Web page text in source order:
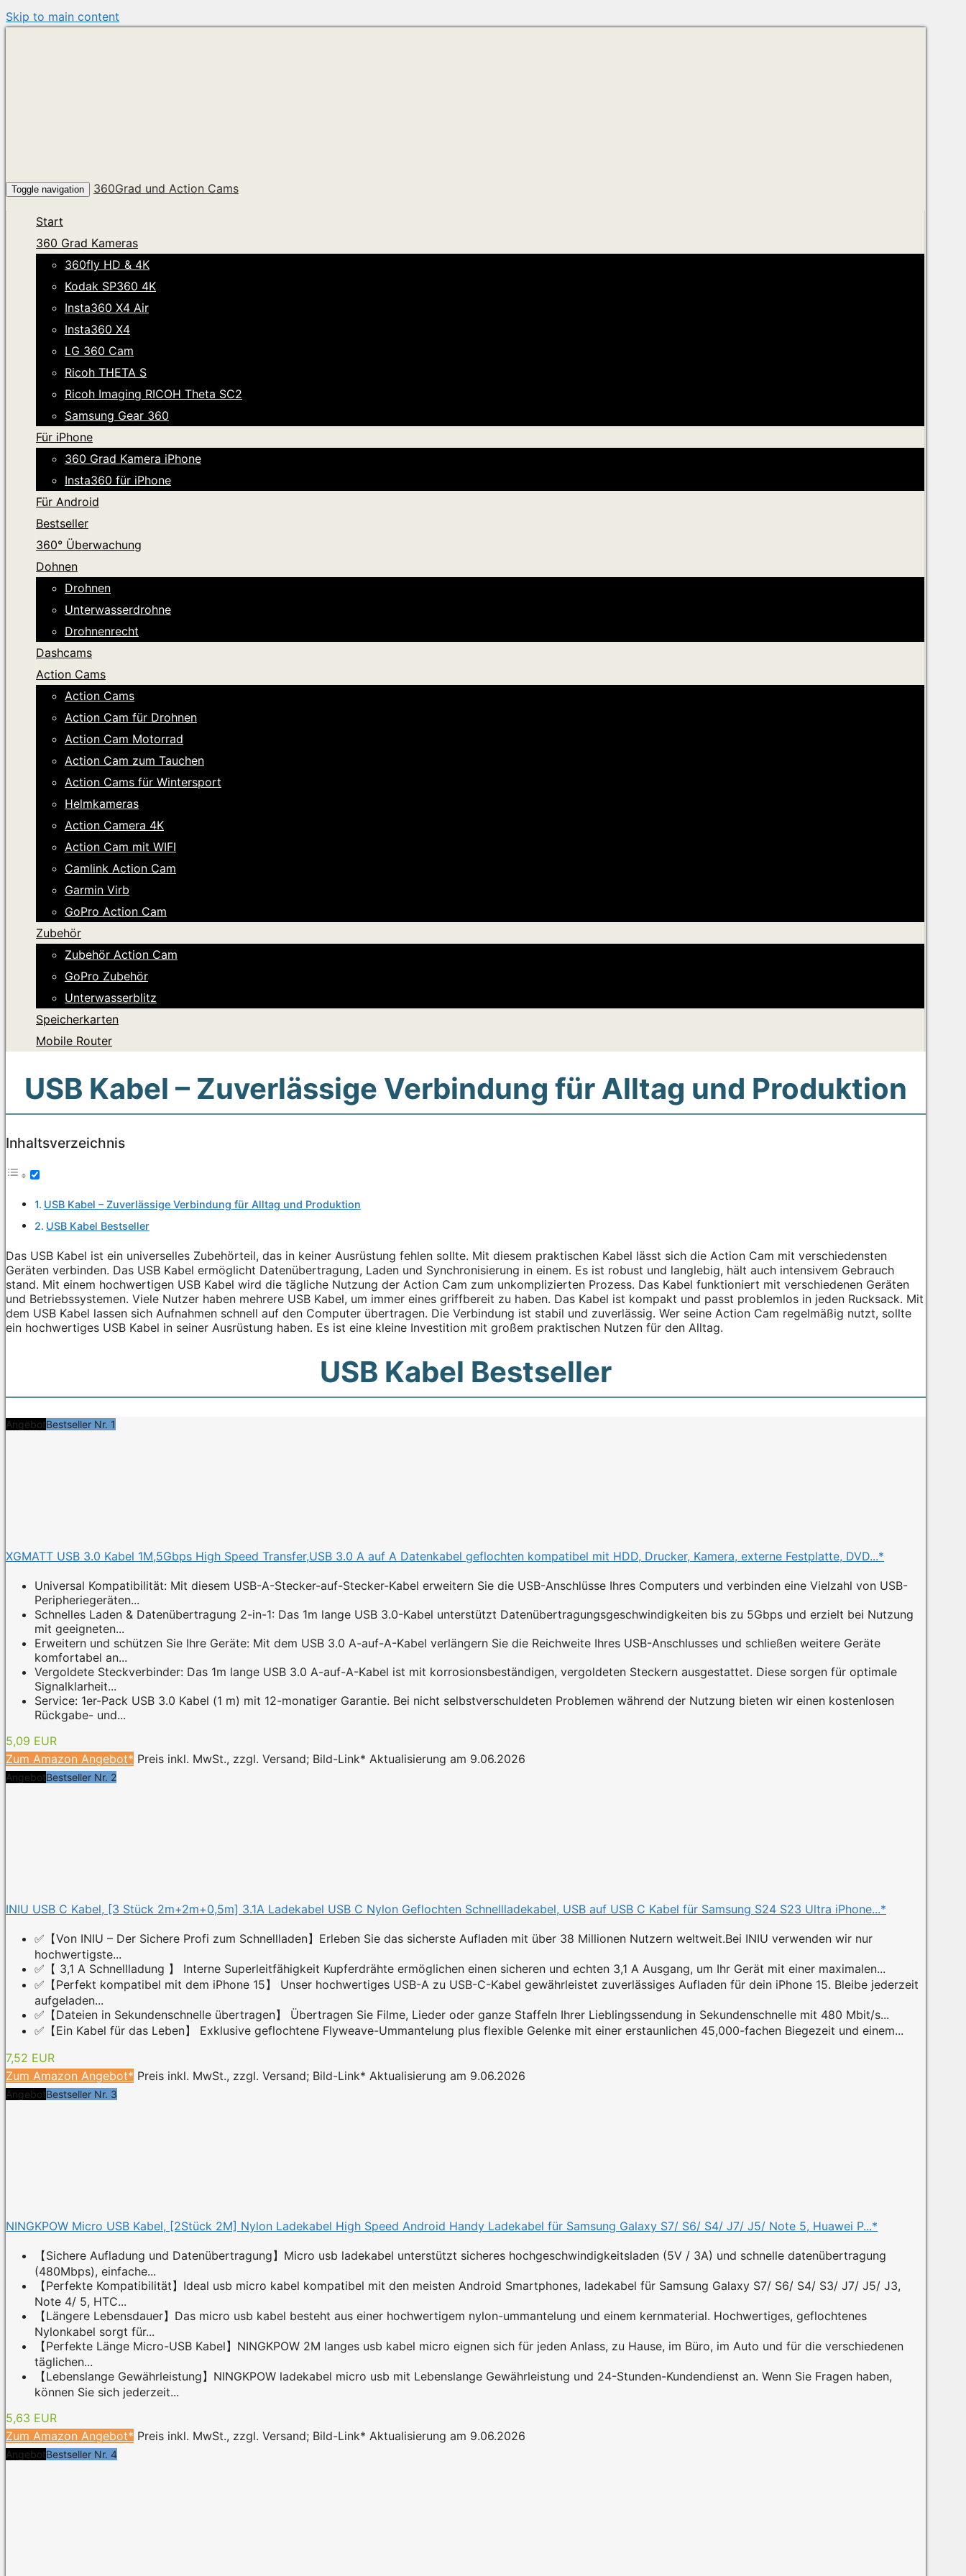
Skip to main content
Toggle navigation 360Grad und Action Cams
Start
360 Grad Kameras
360fly HD & 4K
Kodak SP360 4K
Insta360 X4 Air
Insta360 X4
LG 360 Cam
Ricoh THETA S
Ricoh Imaging RICOH Theta SC2
Samsung Gear 360
Für iPhone
360 Grad Kamera iPhone
Insta360 für iPhone
Für Android
Bestseller
360° Überwachung
Dohnen
Drohnen
Unterwasserdrohne
Drohnenrecht
Dashcams
Action Cams
Action Cams
Action Cam für Drohnen
Action Cam Motorrad
Action Cam zum Tauchen
Action Cams für Wintersport
Helmkameras
Action Camera 4K
Action Cam mit WIFI
Camlink Action Cam
Garmin Virb
GoPro Action Cam
Zubehör
Zubehör Action Cam
GoPro Zubehör
Unterwasserblitz
Speicherkarten
Mobile Router
USB Kabel – Zuverlässige Verbindung für Alltag und Produktion
Inhaltsverzeichnis
USB Kabel – Zuverlässige Verbindung für Alltag und Produktion
USB Kabel Bestseller
Das USB Kabel ist ein universelles Zubehörteil, das in keiner Ausrüstung fehlen sollte. Mit diesem praktischen Kabel lässt sich die Action Cam mit verschiedensten
Geräten verbinden. Das USB Kabel ermöglicht Datenübertragung, Laden und Synchronisierung in einem. Es ist robust und langlebig, hält auch intensivem Gebrauch
stand. Mit einem hochwertigen USB Kabel wird die tägliche Nutzung der Action Cam zum unkomplizierten Prozess. Das Kabel funktioniert mit verschiedenen Geräten
und Betriebssystemen. Viele Nutzer haben mehrere USB Kabel, um immer eines griffbereit zu haben. Das Kabel ist kompakt und passt problemlos in jeden Rucksack. Mit
dem USB Kabel lassen sich Aufnahmen schnell auf den Computer übertragen. Die Verbindung ist stabil und zuverlässig. Wer seine Action Cam regelmäßig nutzt, sollte
ein hochwertiges USB Kabel in seiner Ausrüstung haben. Es ist eine kleine Investition mit großem praktischen Nutzen für den Alltag.
USB Kabel Bestseller
AngebotBestseller Nr. 1
XGMATT USB 3.0 Kabel 1M,5Gbps High Speed Transfer,USB 3.0 A auf A Datenkabel geflochten kompatibel mit HDD, Drucker, Kamera, externe Festplatte, DVD...*
Universal Kompatibilität: Mit diesem USB-A-Stecker-auf-Stecker-Kabel erweitern Sie die USB-Anschlüsse Ihres Computers und verbinden eine Vielzahl von USB-
Peripheriegeräten...
Schnelles Laden & Datenübertragung 2-in-1: Das 1m lange USB 3.0-Kabel unterstützt Datenübertragungsgeschwindigkeiten bis zu 5Gbps und erzielt bei Nutzung
mit geeigneten...
Erweitern und schützen Sie Ihre Geräte: Mit dem USB 3.0 A-auf-A-Kabel verlängern Sie die Reichweite Ihres USB-Anschlusses und schließen weitere Geräte
komfortabel an...
Vergoldete Steckverbinder: Das 1m lange USB 3.0 A-auf-A-Kabel ist mit korrosionsbeständigen, vergoldeten Steckern ausgestattet. Diese sorgen für optimale
Signalklarheit...
Service: 1er-Pack USB 3.0 Kabel (1 m) mit 12-monatiger Garantie. Bei nicht selbstverschuldeten Problemen während der Nutzung bieten wir einen kostenlosen
Rückgabe- und...
5,09 EUR
Zum Amazon Angebot* Preis inkl. MwSt., zzgl. Versand; Bild-Link* Aktualisierung am 9.06.2026
AngebotBestseller Nr. 2
INIU USB C Kabel, [3 Stück 2m+2m+0,5m] 3.1A Ladekabel USB C Nylon Geflochten Schnellladekabel, USB auf USB C Kabel für Samsung S24 S23 Ultra iPhone...*
✅【Von INIU – Der Sichere Profi zum Schnellladen】Erleben Sie das sicherste Aufladen mit über 38 Millionen Nutzern weltweit.Bei INIU verwenden wir nur
hochwertigste...
✅【 3,1 A Schnellladung 】 Interne Superleitfähigkeit Kupferdrähte ermöglichen einen sicheren und echten 3,1 A Ausgang, um Ihr Gerät mit einer maximalen...
✅【Perfekt kompatibel mit dem iPhone 15】 Unser hochwertiges USB-A zu USB-C-Kabel gewährleistet zuverlässiges Aufladen für dein iPhone 15. Bleibe jederzeit
aufgeladen...
✅【Dateien in Sekundenschnelle übertragen】 Übertragen Sie Filme, Lieder oder ganze Staffeln Ihrer Lieblingssendung in Sekundenschnelle mit 480 Mbit/s...
✅【Ein Kabel für das Leben】 Exklusive geflochtene Flyweave-Ummantelung plus flexible Gelenke mit einer erstaunlichen 45,000-fachen Biegezeit und einem...
7,52 EUR
Zum Amazon Angebot* Preis inkl. MwSt., zzgl. Versand; Bild-Link* Aktualisierung am 9.06.2026
AngebotBestseller Nr. 3
NINGKPOW Micro USB Kabel, [2Stück 2M] Nylon Ladekabel High Speed Android Handy Ladekabel für Samsung Galaxy S7/ S6/ S4/ J7/ J5/ Note 5, Huawei P...*
【Sichere Aufladung und Datenübertragung】Micro usb ladekabel unterstützt sicheres hochgeschwindigkeitsladen (5V / 3A) und schnelle datenübertragung
(480Mbps), einfache...
【Perfekte Kompatibilität】Ideal usb micro kabel kompatibel mit den meisten Android Smartphones, ladekabel für Samsung Galaxy S7/ S6/ S4/ S3/ J7/ J5/ J3,
Note 4/ 5, HTC...
【Längere Lebensdauer】Das micro usb kabel besteht aus einer hochwertigem nylon-ummantelung und einem kernmaterial. Hochwertiges, geflochtenes
Nylonkabel sorgt für...
【Perfekte Länge Micro-USB Kabel】NINGKPOW 2M langes usb kabel micro eignen sich für jeden Anlass, zu Hause, im Büro, im Auto und für die verschiedenen
täglichen...
【Lebenslange Gewährleistung】NINGKPOW ladekabel micro usb mit Lebenslange Gewährleistung und 24-Stunden-Kundendienst an. Wenn Sie Fragen haben,
können Sie sich jederzeit...
5,63 EUR
Zum Amazon Angebot* Preis inkl. MwSt., zzgl. Versand; Bild-Link* Aktualisierung am 9.06.2026
AngebotBestseller Nr. 4